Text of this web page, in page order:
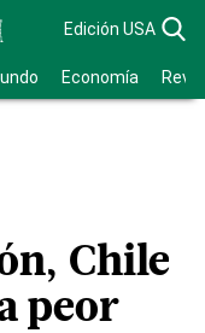
Edición USA
Economía
Chile
peor